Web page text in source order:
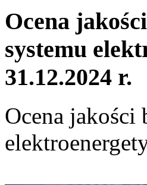
Ocena
systemu
31.12.2024 r.
Ocena jakości